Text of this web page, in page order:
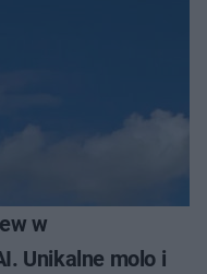
w
Unikalne molo i